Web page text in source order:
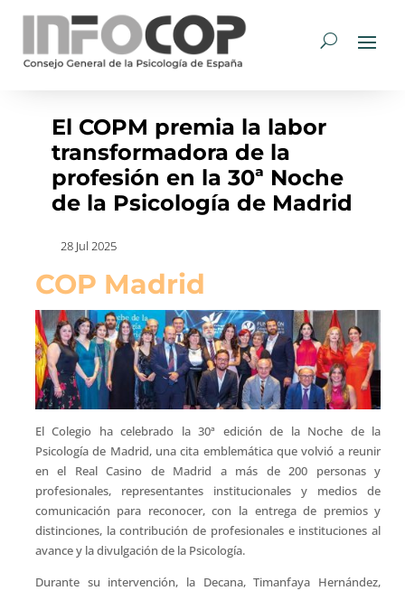
El COPM premia la labor
transformadora de la
profesión en la 30ª Noche
de la Psicología de Madrid
28 Jul 2025
COP Madrid
El Colegio ha celebrado la 30ª edición de la Noche de la
Psicología de Madrid, una cita emblemática que volvió a reunir
en el Real Casino de Madrid a más de 200 personas y
profesionales, representantes institucionales y medios de
comunicación para reconocer, con la entrega de premios y
distinciones, la contribución de profesionales e instituciones al
avance y la divulgación de la Psicología.
Durante su intervención, la Decana, Timanfaya Hernández,